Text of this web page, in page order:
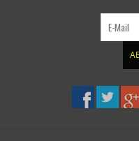
(2) A-Säulen-Halterungen
Technische Daten für XL PRO (pro